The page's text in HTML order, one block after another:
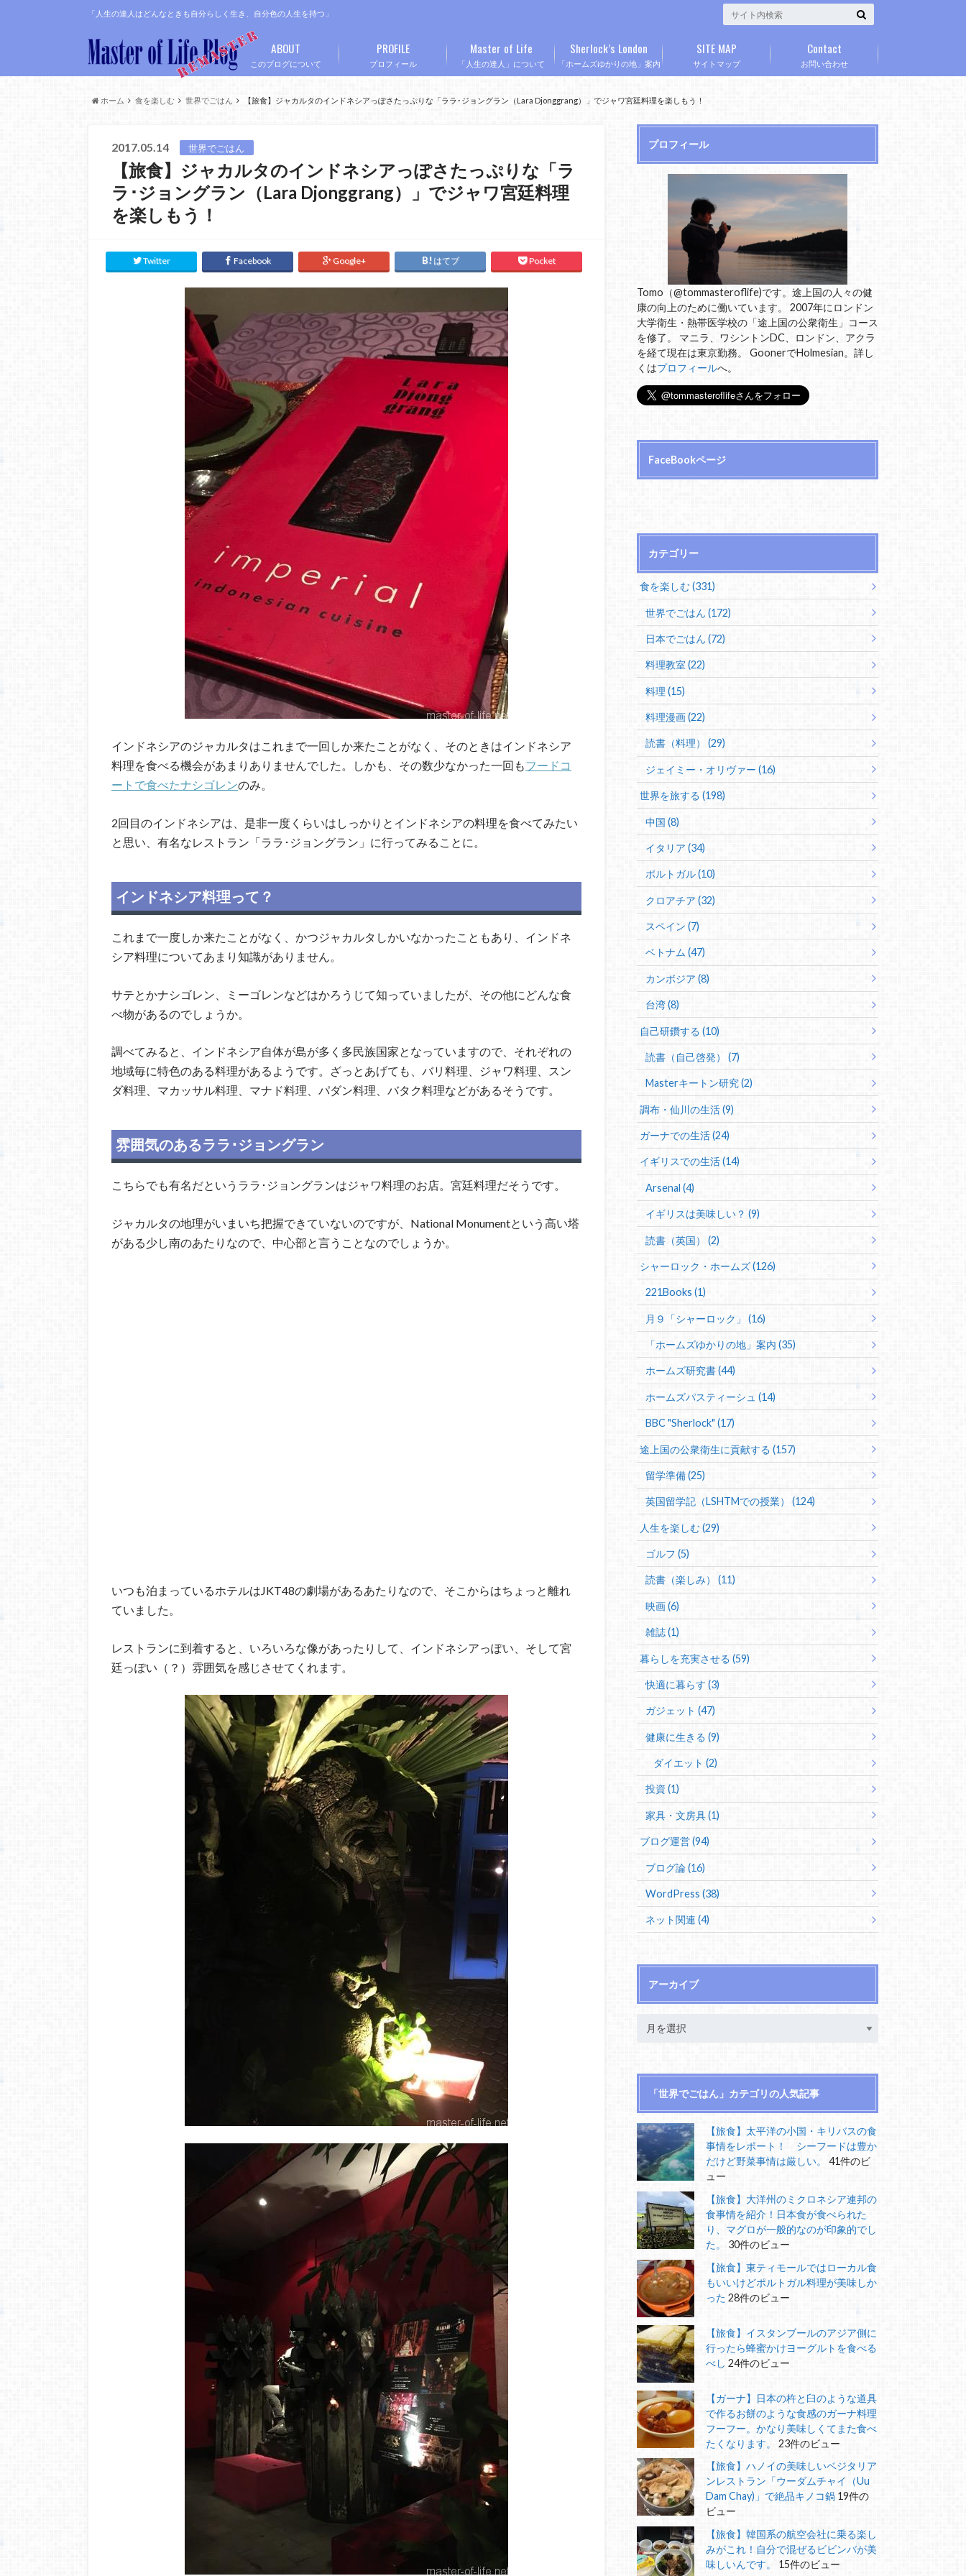
「人生の達人はどんなときも自分らしく生き、自分色の人生を持つ」
このブログについて
ABOUT
プロフィール
PROFILE
「人生の達人」について
Master of Life
「ホームズゆかりの地」案内
Sherlock’s London
サイトマップ
SITE MAP
お問い合わせ
Contact
ホーム 食を楽しむ 世界でごはん 【旅食】ジャカルタのインドネシアっぽさたっぷりな「ララ･ジョングラン（Lara Djonggrang）」でジャワ宮廷料理を楽しもう！
2017.05.14 世界でごはん
【旅食】ジャカルタのインドネシアっぽさたっぷりな「ラ
ラ･ジョングラン（Lara Djonggrang）」でジャワ宮廷料理
を楽しもう！
Twitter Facebook Google+ はてブ Pocket
インドネシアのジャカルタはこれまで一回しか来たことがなく、そのときはインドネシア
料理を食べる機会があまりありませんでした。しかも、その数少なかった一回もフードコ
ートで食べたナシゴレンのみ。
2回目のインドネシアは、是非一度くらいはしっかりとインドネシアの料理を食べてみたい
と思い、有名なレストラン「ララ･ジョングラン」に行ってみることに。
インドネシア料理って？
これまで一度しか来たことがなく、かつジャカルタしかいなかったこともあり、インドネ
シア料理についてあまり知識がありません。
サテとかナシゴレン、ミーゴレンなどはかろうじて知っていましたが、その他にどんな食
べ物があるのでしょうか。
調べてみると、インドネシア自体が島が多く多民族国家となっていますので、それぞれの
地域毎に特色のある料理があるようです。ざっとあげても、バリ料理、ジャワ料理、スン
ダ料理、マカッサル料理、マナド料理、パダン料理、バタク料理などがあるそうです。
雰囲気のあるララ･ジョングラン
こちらでも有名だというララ･ジョングランはジャワ料理のお店。宮廷料理だそうです。
ジャカルタの地理がいまいち把握できていないのですが、National Monumentという高い塔
がある少し南のあたりなので、中心部と言うことなのでしょうか。
いつも泊まっているホテルはJKT48の劇場があるあたりなので、そこからはちょっと離れ
ていました。
レストランに到着すると、いろいろな像があったりして、インドネシアっぽい、そして宮
廷っぽい（？）雰囲気を感じさせてくれます。
プロフィール
Tomo（@tommasteroflife)です。途上国の人々の健
康の向上のために働いています。 2007年にロンドン
大学衛生・熱帯医学校の「途上国の公衆衛生」コース
を修了。 マニラ、ワシントンDC、ロンドン、アクラ
を経て現在は東京勤務。 GoonerでHolmesian。詳し
くはプロフィールへ。
FaceBookページ
カテゴリー
食を楽しむ (331)
世界でごはん (172)
日本でごはん (72)
料理教室 (22)
料理 (15)
料理漫画 (22)
読書（料理） (29)
ジェイミー・オリヴァー (16)
世界を旅する (198)
中国 (8)
イタリア (34)
ポルトガル (10)
クロアチア (32)
スペイン (7)
ベトナム (47)
カンボジア (8)
台湾 (8)
自己研鑽する (10)
読書（自己啓発） (7)
Masterキートン研究 (2)
調布・仙川の生活 (9)
ガーナでの生活 (24)
イギリスでの生活 (14)
Arsenal (4)
イギリスは美味しい？ (9)
読書（英国） (2)
シャーロック・ホームズ (126)
221Books (1)
月９「シャーロック」 (16)
「ホームズゆかりの地」案内 (35)
ホームズ研究書 (44)
ホームズパスティーシュ (14)
BBC "Sherlock" (17)
途上国の公衆衛生に貢献する (157)
留学準備 (25)
英国留学記（LSHTMでの授業） (124)
人生を楽しむ (29)
ゴルフ (5)
読書（楽しみ） (11)
映画 (6)
雑誌 (1)
暮らしを充実させる (59)
快適に暮らす (3)
ガジェット (47)
健康に生きる (9)
ダイエット (2)
投資 (1)
家具・文房具 (1)
ブログ運営 (94)
ブログ論 (16)
WordPress (38)
ネット関連 (4)
アーカイブ
「世界でごはん」カテゴリの人気記事
【旅食】太平洋の小国・キリバスの食
事情をレポート！ シーフードは豊か
だけど野菜事情は厳しい。
41件のビ
ュー
【旅食】大洋州のミクロネシア連邦の
食事情を紹介！日本食が食べられた
り、マグロが一般的なのが印象的でし
た。
30件のビュー
【旅食】東ティモールではローカル食
もいいけどポルトガル料理が美味しか
った 28件のビュー
【旅食】イスタンブールのアジア側に
行ったら蜂蜜かけヨーグルトを食べる
べし 24件のビュー
【ガーナ】日本の杵と臼のような道具
で作るお餅のような食感のガーナ料理
フーフー。かなり美味しくてまた食べ
たくなります。
23件のビュー
【旅食】ハノイの美味しいベジタリア
ンレストラン「ウーダムチャイ（Uu
Dam Chay)」で絶品キノコ鍋 19件の
ビュー
【旅食】韓国系の航空会社に乗る楽し
みがこれ！自分で混ぜるビビンバが美
味しいんです。
15件のビュー